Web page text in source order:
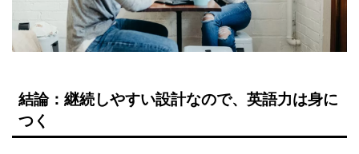
結論：継続しやすい設計なので、英語力は身に
つく